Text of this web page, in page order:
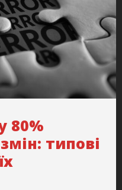
80%
типові